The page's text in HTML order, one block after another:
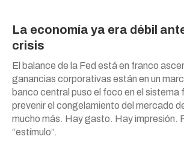
La economía ya era débil
crisis
El balance de la Fed está en franco
ganancias corporativas están en un
banco central puso el foco en el sistema
prevenir el congelamiento del mercado
mucho más. Hay gasto. Hay impresión.
“estímulo”.